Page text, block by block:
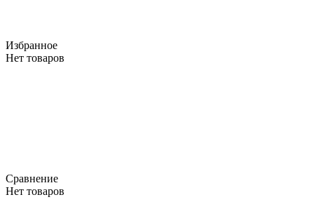
Избранное
Нет товаров
Сравнение
Нет товаров